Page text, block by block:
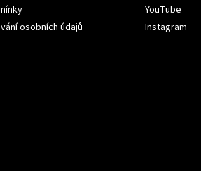
osobních údajů
YouTube
Instagram